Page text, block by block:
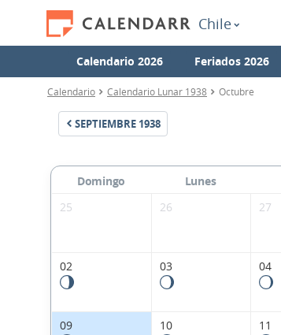
Chile
Calendario 2026 Feriados 2026
Calendario Calendario Lunar 1938 Octubre
SEPTIEMBRE 1938
Domingo Lunes
25
26 27
02
03 04
09 10 11